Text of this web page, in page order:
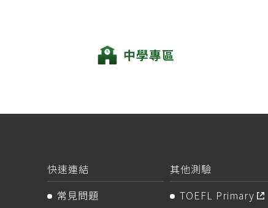
中學專區
快速連結
常見問題
其他測驗
TOEFL Primary